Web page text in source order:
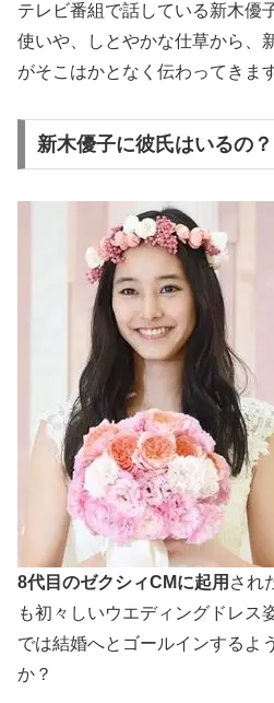
テレビ番組で話している新木優
使いや、しとやかな仕草から、
がそこはかとなく伝わってきます
新木優子に彼氏はいるの？
8代目のゼクシィCMに起用 され
も初々しいウエディングドレス
では結婚へとゴールインするよ
か？